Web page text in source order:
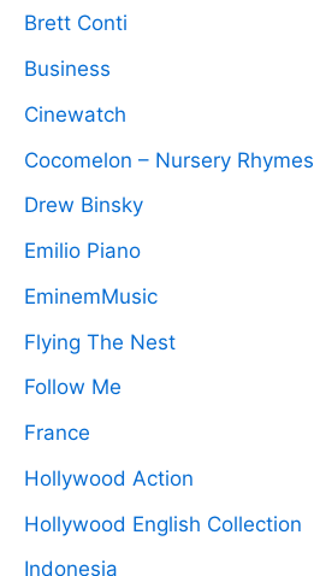
Brett Conti
Business
Cinewatch
Cocomelon – Nursery Rhymes
Drew Binsky
Emilio Piano
EminemMusic
Flying The Nest
Follow Me
France
Hollywood Action
Hollywood English Collection
Indonesia